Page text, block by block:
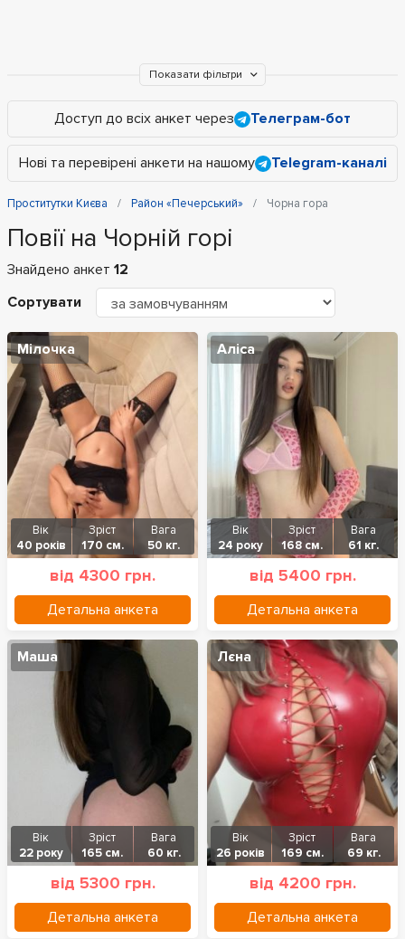
Показати фільтри
Доступ до всіх анкет через Телеграм-бот
Нові та перевірені анкети на нашому Telegram-каналі
Проститутки Києва Район «Печерський» Чорна гора
Повії на Чорній горі
Знайдено анкет 12
Сортувати
Мілочка
Вік
40 років
Зріст
170 см.
Вага
50 кг.
від 4300 грн.
Детальна анкета
Аліса
Вік
24 року
Зріст
168 см.
Вага
61 кг.
від 5400 грн.
Детальна анкета
Маша
Вік
22 року
Зріст
165 см.
Вага
60 кг.
від 5300 грн.
Детальна анкета
Лєна
Вік
26 років
Зріст
169 см.
Вага
69 кг.
від 4200 грн.
Детальна анкета